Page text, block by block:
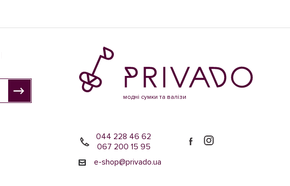
модні сумки та валізи
044 228 46 62
067 200 15 95
e-shop@privado.ua